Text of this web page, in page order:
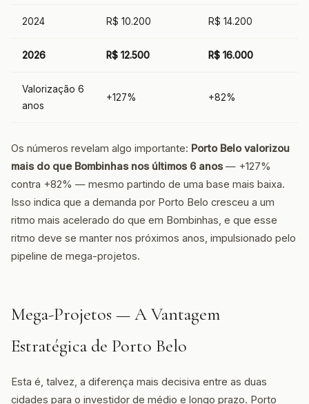
2024 R$ 10.200 R$ 14.200
2026 R$ 12.500 R$ 16.000
Valorização 6
anos
+127% +82%
Os números revelam algo importante: Porto Belo valorizou
mais do que Bombinhas nos últimos 6 anos— +127%
contra +82% — mesmo partindo de uma base mais baixa.
Isso indica que a demanda por Porto Belo cresceu a um
ritmo mais acelerado do que em Bombinhas, e que esse
ritmo deve se manter nos próximos anos, impulsionado pelo
pipeline de mega-projetos.
Mega-Projetos — A Vantagem
Estratégica de Porto Belo
Esta é, talvez, a diferença mais decisiva entre as duas
cidades para o investidor de médio e longo prazo. Porto